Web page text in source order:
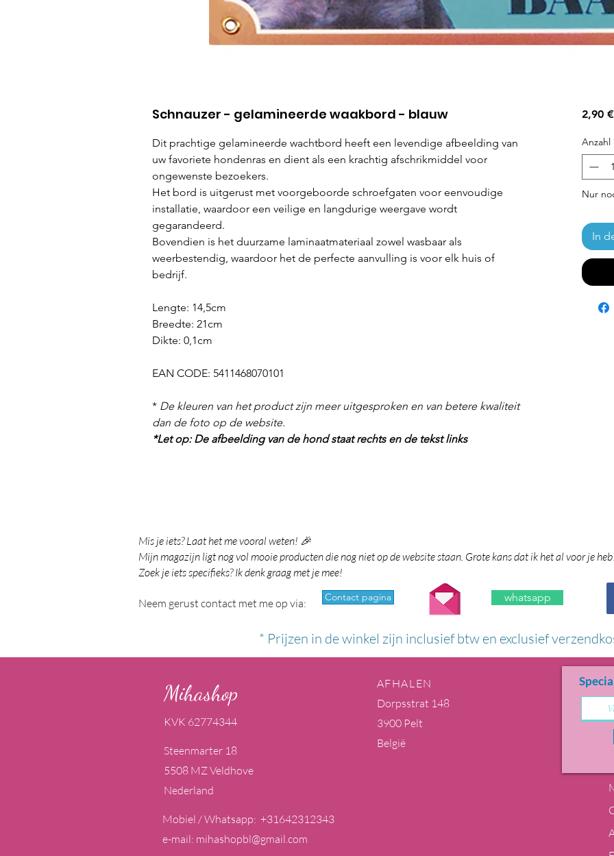
Schnauzer - gelamineerde waakbord - blauw
Dit prachtige gelamineerde wachtbord heeft een levendige afbeelding van
uw favoriete hondenras en dient als een krachtig afschrikmiddel voor
ongewenste bezoekers.
Het bord is uitgerust met voorgeboorde schroefgaten voor eenvoudige
installatie, waardoor een veilige en langdurige weergave wordt
gegarandeerd.
Bovendien is het duurzame laminaatmateriaal zowel wasbaar als
weerbestendig, waardoor het de perfecte aanvulling is voor elk huis of
bedrijf.
Lengte: 14,5cm
Breedte: 21cm
Dikte: 0,1cm
EAN CODE: 5411468070101
* De kleuren van het product zijn meer uitgesproken en van betere kwaliteit
dan de foto op de website.
*Let op: De afbeelding van de hond staat rechts en de tekst links
2,90 €
Anzahl
Nur
In
Mis je iets? Laat het me vooral weten! 🎉
Mijn magazijn ligt nog vol mooie producten die nog niet op de website staan. Grote kans dat ik het al voor je
Zoek je iets specifieks? Ik denk graag met je mee!
Neem gerust contact met me op via: Contact pagina whatsapp
* Prijzen in de winkel zijn inclusief btw en exclusief
Mihashop
KVK 62774344
Steenmarter 18
5508 MZ Veldhove
Nederland
Mobiel / Whatsapp: +31642312343
e-mail: mihashopbl@gmail.com
AFHALEN
Dorpsstrat 148
3900 Pelt
België